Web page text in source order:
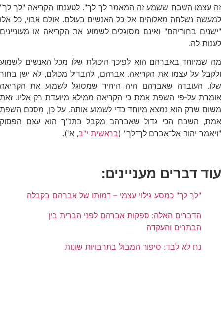
זה עצמו השבח ששמע זה המאמר לך לך". לטענתו הקריאה "לך לך"
למעשה נשלחה מאלוהים אל כל האנשים בעולם. אולם אבוי, כל אלו
"ישנים בחוריהם" ואינם מסוגלים לשמוע את הקריאה או מעוניינים
לענות לה.
מה שמיוחד באברהם הוא לפיכך היכולת שלו מכל האנשים לשמוע
ולקבל על עצמו את הקריאה. אברהם, להבדיל מכולם, לא ישן בחור
שלו. העובדה שאברהם היה היחיד שמסוגל לשמוע את הקריאה
אומרת על-פי השפת אמת כי הקריאה ממילא מיועדת רק אליו. זאת
משום שרק הוא נמצא מיוחד כדי לשמוע אותה. על כן, מסכם השפת
אמת, השבח הכי גדול שאברהם מקבל בתנ"ך הוא עצם הפסוק
"ויאמר יהוה אל־אברם לך־לך" (בראשית י"ב, א').
עוד דברים מעניינים:
"לך לך" כמסע גילוי עצמי – דמותו של אברהם בקבלה
הדברים האלה: ספקות אברהם לפני הברית בין
הבתרים והעקדה
נח לא לבד: סיפור המבול בתרבויות שונות